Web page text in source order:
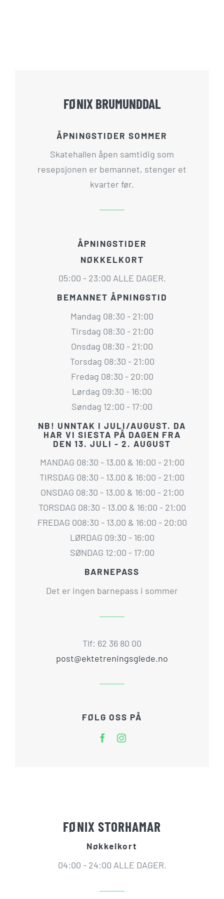
FØNIX BRUMUNDDAL
ÅPNINGSTIDER SOMMER
Skatehallen åpen samtidig som
resepsjonen er bemannet, stenger et
kvarter før.
ÅPNINGSTIDER
NØKKELKORT
05:00 - 23:00 ALLE DAGER.
BEMANNET ÅPNINGSTID
Mandag 08:30 - 21:00
Tirsdag 08:30 - 21:00
Onsdag 08:30 - 21:00
Torsdag 08:30 - 21:00
Fredag 08:30 - 20:00
Lørdag 09:30 - 16:00
Søndag 12:00 - 17:00
NB! UNNTAK I JULI/AUGUST. DA
HAR VI SIESTA PÅ DAGEN FRA
DEN 13. JULI - 2. AUGUST
MANDAG 08:30 - 13.00 & 16:00 - 21:00
TIRSDAG 08:30 - 13.00 & 16:00 - 21:00
ONSDAG 08:30 - 13.00 & 16:00 - 21:00
TORSDAG 08:30 - 13.00 & 16:00 - 21:00
FREDAG 008:30 - 13.00 & 16:00 - 20:00
LØRDAG 09:30 - 16:00
SØNDAG 12:00 - 17:00
BARNEPASS
Det er ingen barnepass i sommer
Tlf: 62 36 80 00
post@ektetreningsglede.no
FØLG OSS PÅ
FØNIX STORHAMAR
Nøkkelkort
04:00 - 24:00 ALLE DAGER.